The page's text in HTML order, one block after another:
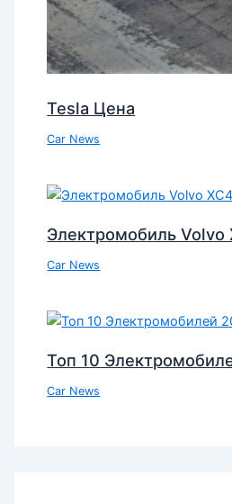
Tesla Цена
Car News
Электромобиль Volvo
Car News
Топ 10
Car News